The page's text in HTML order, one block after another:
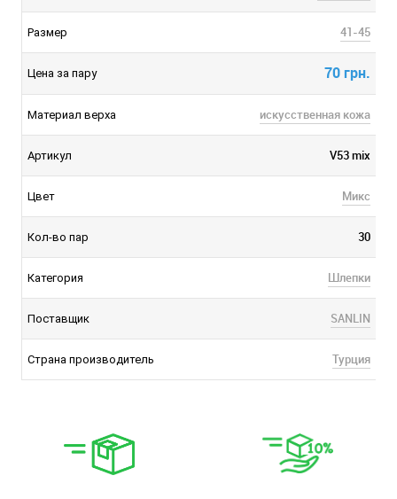
Размер 41-45
Цена за пару 70 грн.
Материал верха искусственная кожа
Артикул V53 mix
Цвет Микс
Кол-во пар 30
Категория Шлепки
Поставщик SANLIN
Страна производитель Турция